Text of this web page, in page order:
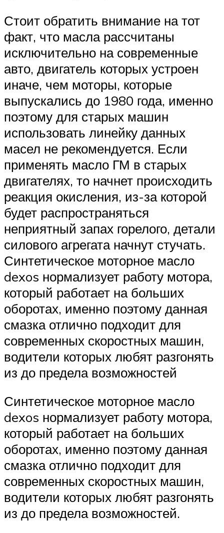
Стоит обратить внимание на тот
факт, что масла рассчитаны
исключительно на современные
авто, двигатель которых устроен
иначе, чем моторы, которые
выпускались до 1980 года, именно
поэтому для старых машин
использовать линейку данных
масел не рекомендуется. Если
применять масло ГМ в старых
двигателях, то начнет происходить
реакция окисления, из-за которой
будет распространяться
неприятный запах горелого, детали
силового агрегата начнут стучать.
Синтетическое моторное масло
dexos нормализует работу мотора,
который работает на больших
оборотах, именно поэтому данная
смазка отлично подходит для
современных скоростных машин,
водители которых любят разгонять
из до предела возможностей
Синтетическое моторное масло
dexos нормализует работу мотора,
который работает на больших
оборотах, именно поэтому данная
смазка отлично подходит для
современных скоростных машин,
водители которых любят разгонять
из до предела возможностей.